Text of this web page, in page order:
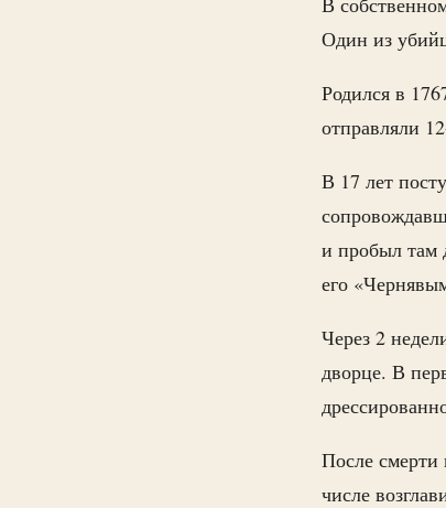
Один из
Родился в
отправляли
В 17 лет
и пробыл там
его
Через 2
дворце. В
После смерти
числе